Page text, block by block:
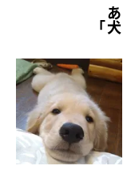
「